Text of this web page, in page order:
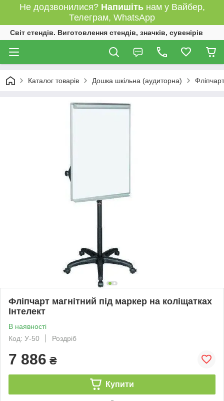
Не додзвонилися? Напишітьнам у Вайбер,
Телеграм, WhatsApp
Світ стендів. Виготовлення стендів, значків, сувенірів
Каталог товарів Дошка шкільна (аудиторна)
Фліпчарт магнітний під маркер на коліщатках
Інтелект
В наявності
Код: У-50
Роздріб
7 886 ₴
Купити